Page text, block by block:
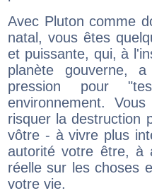
Avec Pluton comme
natal, vous êtes
et puissante, qui, à
planète gouverne,
pression pour
environnement.
risquer la destruction
vôtre - à vivre plus
autorité votre être, à
réelle sur les choses
votre vie.